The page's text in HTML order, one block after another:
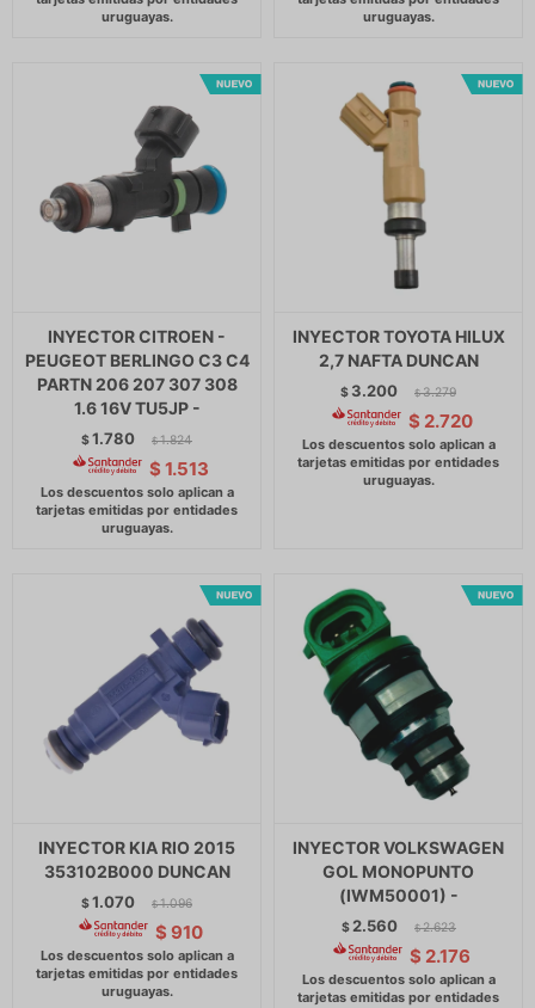
INYECTOR CITROEN -
PEUGEOT BERLINGO C3 C4
PARTN 206 207 307 308
1.6 16V TU5JP -
$1.780 $ 1.824
$ 1.513
INYECTOR TOYOTA HILUX
2,7 NAFTA DUNCAN
$ 3.200 $ 3.279
$ 2.720
INYECTOR KIA RIO 2015
353102B000 DUNCAN
$1.070 $ 1.096
$ 910
INYECTOR VOLKSWAGEN
GOL MONOPUNTO
(IWM50001) -
$ 2.560 $ 2.623
$ 2.176